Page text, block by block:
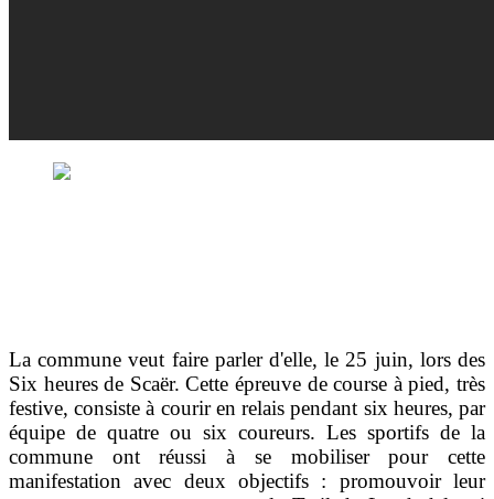
La commune veut faire parler d'elle, le 25 juin, lors des
Six heures de Scaër. Cette épreuve de course à pied, très
festive, consiste à courir en relais pendant six heures, par
équipe de quatre ou six coureurs. Les sportifs de la
commune ont réussi à se mobiliser pour cette
manifestation avec deux objectifs : promouvoir leur